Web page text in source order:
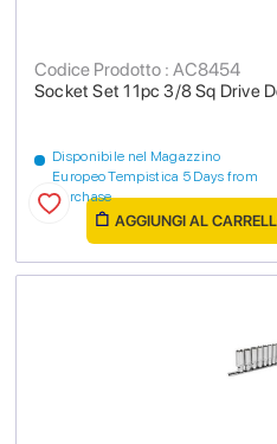
Socket Set 11pc 3/8 Sq Drive
Codice Prodotto : AC8454
Disponibile nel Magazzino
Europeo Tempistica 5 Days from
purchase
AGGIUNGI AL